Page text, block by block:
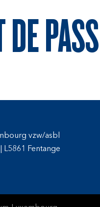
vzw/asbl
L5861 Fentange